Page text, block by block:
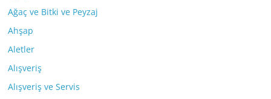
Ağaç ve Bitki ve Peyzaj
Ahşap
Aletler
Alışveriş
Alışveriş ve Servis